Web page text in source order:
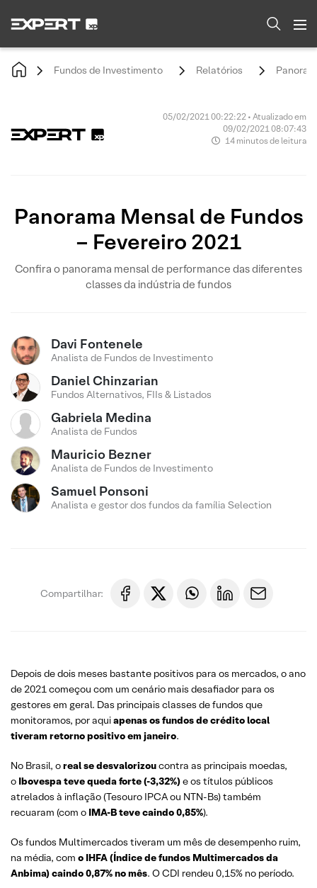
Fundos de Investimento Relatórios
05/02/2021 00:22:22 • Atualizado em
09/02/2021 08:07:43
14 minutos de leitura
Panorama Mensal de Fundos
– Fevereiro 2021
Confira o panorama mensal de performance das diferentes
classes da indústria de fundos
Davi Fontenele
Analista de Fundos de Investimento
Daniel Chinzarian
Fundos Alternativos, FIIs & Listados
Gabriela Medina
Analista de Fundos
Mauricio Bezner
Analista de Fundos de Investimento
Samuel Ponsoni
Analista e gestor dos fundos da família Selection
Compartilhar:
Depois de dois meses bastante positivos para os mercados, o ano
de 2021 começou com um cenário mais desafiador para os
gestores em geral. Das principais classes de fundos que
monitoramos, por aquiapenas os fundos de crédito local
tiveram retorno positivo em janeiro.
No Brasil, oreal se desvalorizoucontra as principais moedas,
o Ibovespa teve queda forte (-3,32%)e os títulos públicos
atrelados à inflação (Tesouro IPCA ou NTN-Bs) também
recuaram (com o IMA-B teve caindo 0,85%).
Os fundos Multimercados tiveram um mês de desempenho ruim,
na média, com o IHFA (Índice de fundos Multimercados da
Anbima) caindo 0,87% no mês. O CDI rendeu 0,15% no período.